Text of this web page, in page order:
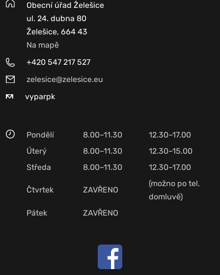
Obecní úřad Želešice
ul. 24. dubna 80
Želešice, 664 43
Na mapě
+420 547 217 527
zelesice@zelesice.eu
vyparpk
Pondělí 8.00–11.30
12.30–17.00
Úterý
8.00–11.30
12.30–15.00
Středa
8.00–11.30 12.30–17.00
Čtvrtek ZAVŘENO
(možno po tel.
domluvě)
Pátek
ZAVŘENO